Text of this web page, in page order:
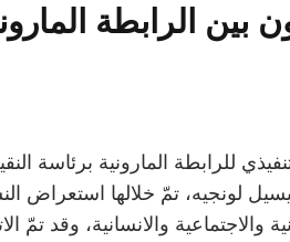
بين الرابطة
للرابطة المارونية برئاسة
لونجيه، تمّ خلالها استعراض
والاجتماعية والانسانية،